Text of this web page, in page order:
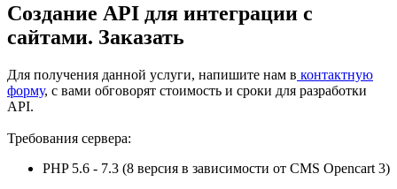
Создание API для интеграции с
сайтами. Заказать
Для получения данной услуги, напишите нам в контактную
форму, с вами обговорят стоимость и сроки для разработки
API.
Требования сервера:
PHP 5.6 - 7.3 (8 версия в зависимости от CMS Opencart 3)